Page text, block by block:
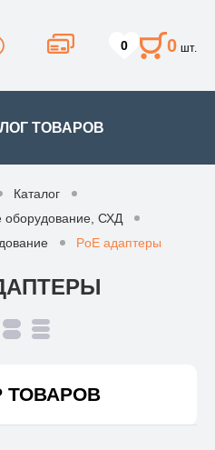
0 0 шт.
ТОВАРОВ
Каталог
оборудование, СХД
PoE адаптеры
ТОВАРОВ